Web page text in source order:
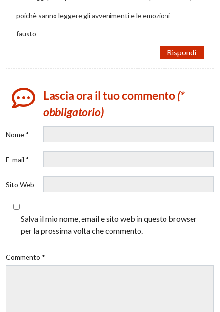
poichè sanno leggere gli avvenimenti e le emozioni
fausto
Rispondi
Lascia ora il tuo commento(*
obbligatorio)
Nome *
E-mail *
Sito Web
Salva il mio nome, email e sito web in questo browser
per la prossima volta che commento.
Commento *